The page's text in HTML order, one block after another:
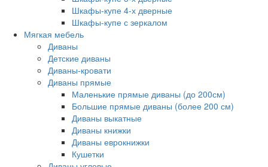
Шкафы-купе 4-х дверные
Шкафы-купе с зеркалом
Мягкая мебель
Диваны
Детские диваны
Диваны-кровати
Диваны прямые
Маленькие прямые диваны (до 200см)
Большие прямые диваны (более 200 см)
Диваны выкатные
Диваны книжки
Диваны еврокнижки
Кушетки